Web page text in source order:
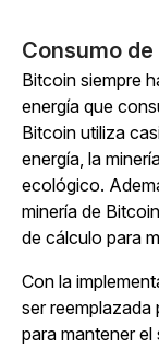
Consumo
Bitcoin siempre
energía que
Bitcoin utiliza
energía, la
ecológico.
minería de
de cálculo para
Con la
ser reemplazada
para mantener el